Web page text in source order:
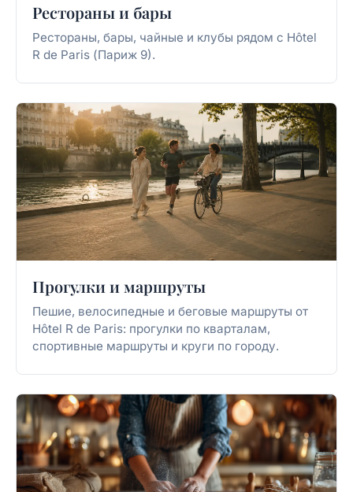
Рестораны и бары
Рестораны, бары, чайные и клубы рядом с Hôtel
R de Paris (Париж 9).
Прогулки и маршруты
Пешие, велосипедные и беговые маршруты от
Hôtel R de Paris: прогулки по кварталам,
спортивные маршруты и круги по городу.